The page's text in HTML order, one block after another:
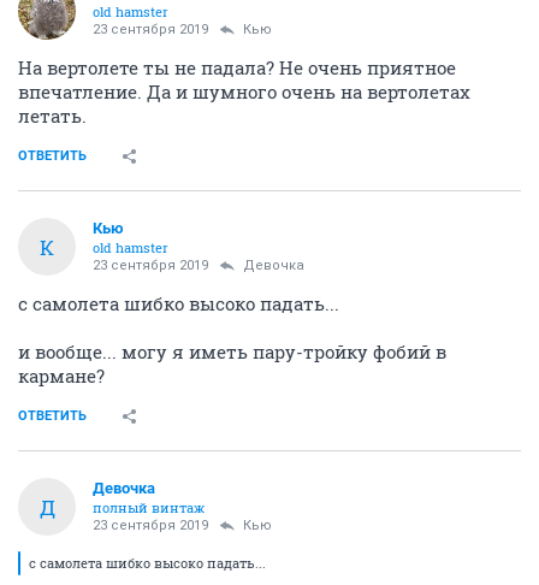
old hamster
23 сентября 2019 Кью
На вертолете ты не падала? Не очень приятное
впечатление. Да и шумного очень на вертолетах
летать.
ОТВЕТИТЬ
К
Кью
old hamster
23 сентября 2019 Девочка
с самолета шибко высоко падать...
и вообще... могу я иметь пару-тройку фобий в
кармане?
ОТВЕТИТЬ
Д
Девочка
полный винтаж
23 сентября 2019 Кью
с самолета шибко высоко падать...